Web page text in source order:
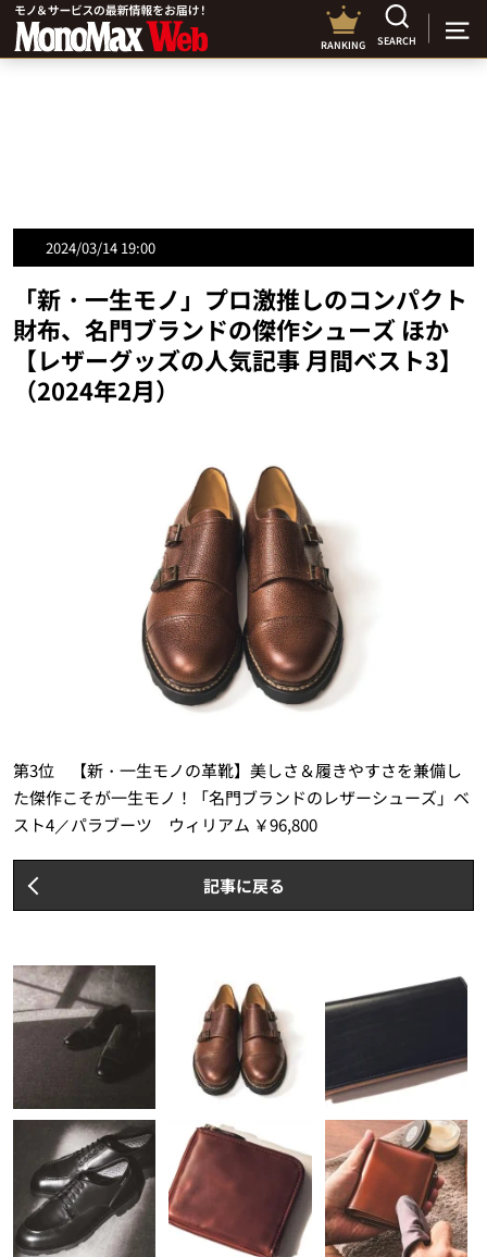
RANKING SEARCH
2024/03/14 19:00
「新・一生モノ」プロ激推しのコンパクト
財布、名門ブランドの傑作シューズ ほか
【レザーグッズの人気記事 月間ベスト3】
（2024年2月）
第3位 【新・一生モノの革靴】美しさ＆履きやすさを兼備し
た傑作こそが一生モノ！「名門ブランドのレザーシューズ」ベ
スト4／パラブーツ ウィリアム ￥96,800
記事に戻る